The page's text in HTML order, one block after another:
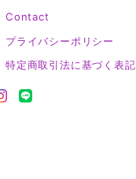
Contact
プライバシーポリシー
特定商取引法に基づく表記